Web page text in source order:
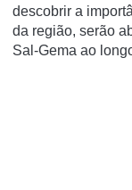
descobrir a
da região, serão
Sal-Gema ao